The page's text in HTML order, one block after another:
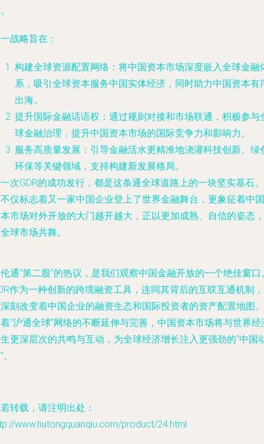
战略旨在：
构建全球资源配置网络 ：将中国资本市场深度嵌入全球金融
系，吸引全球资本服务中国实体经济，同时助力中国资本有
出海。
提升国际金融话语权 ：通过规则对接和市场联通，积极参与
球金融治理，提升中国资本市场的国际竞争力和影响力。
服务高质量发展 ：引导金融活水更精准地浇灌科技创新、绿
环保等关键领域，支持构建新发展格局。
次GDR的成功发行，都是这条通全球道路上的一块坚实基石。
仅标志着又一家中国企业登上了世界金融舞台，更象征着中国
市场对外开放的大门越开越大，正以更加成熟、自信的姿态，
球市场共舞。
通“第二股”的热议，是我们观察中国金融开放的一个绝佳窗口
作为一种创新的跨境融资工具，连同其背后的互联互通机制，
刻改变着中国企业的融资生态和国际投资者的资产配置地图。
“沪通全球”网络的不断延伸与完善，中国资本市场将与世界经
更深层次的共鸣与互动，为全球经济增长注入更强劲的“中国
转载，请注明出处：
www.hutongquanqiu.com/product/24.html